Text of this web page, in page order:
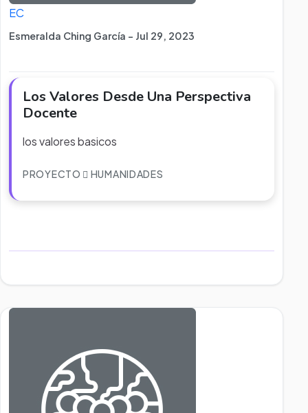
EC
Esmeralda Ching García - Jul 29, 2023
Los Valores Desde Una Perspectiva
Docente
los valores basicos
PROYECTO HUMANIDADES